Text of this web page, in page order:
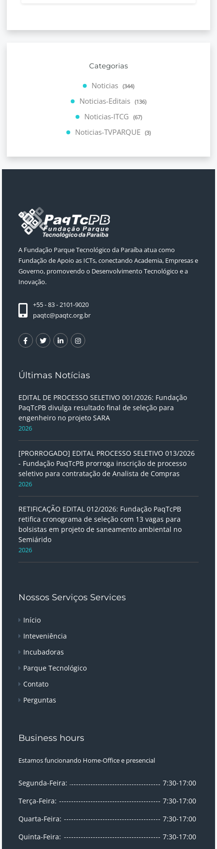
Categorias
Noticias (344)
Noticias-Editais (136)
Noticias-ITCG (67)
Noticias-TVPARQUE (3)
A Fundação Parque Tecnológico da Paraíba atua como
Fundação de Apoio as ICTs, conectando Academia, Empresas e
Governo, promovendo o Desenvolvimento Tecnológico e a
Inovação.
+55 - 83 - 2101-9020
paqtc@paqtc.org.br
Últimas Notícias
EDITAL DE PROCESSO SELETIVO 001/2026: Fundação
PaqTcPB divulga resultado final de seleção para
engenheiro no projeto SARA
2026
[PRORROGADO] EDITAL PROCESSO SELETIVO 013/2026
- Fundação PaqTcPB prorroga inscrição de processo
seletivo para contratação de Analista de Compras
2026
RETIFICAÇÃO EDITAL 012/2026: Fundação PaqTcPB
retifica cronograma de seleção com 13 vagas para
bolsistas em projeto de saneamento ambiental no
Semiárido
2026
Nossos Serviços Services
Início
Inteveniência
Incubadoras
Parque Tecnológico
Contato
Perguntas
Business hours
Estamos funcionando Home-Office e presencial
Segunda-Feira:
7:30-17:00
Terça-Feira:
7:30-17:00
Quarta-Feira:
7:30-17:00
Quinta-Feira:
7:30-17:00